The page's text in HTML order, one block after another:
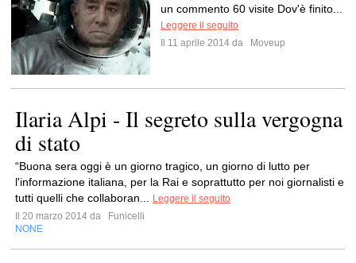
un commento 60 visite Dov'è finito...
Leggere il seguito
Il 11 aprile 2014 da
Moveup
Ilaria Alpi - Il segreto sulla vergogna
di stato
“Buona sera oggi è un giorno tragico, un giorno di lutto per
l'informazione italiana, per la Rai e soprattutto per noi giornalisti e
tutti quelli che collaboran...
Leggere il seguito
Il 20 marzo 2014 da
Funicelli
NONE